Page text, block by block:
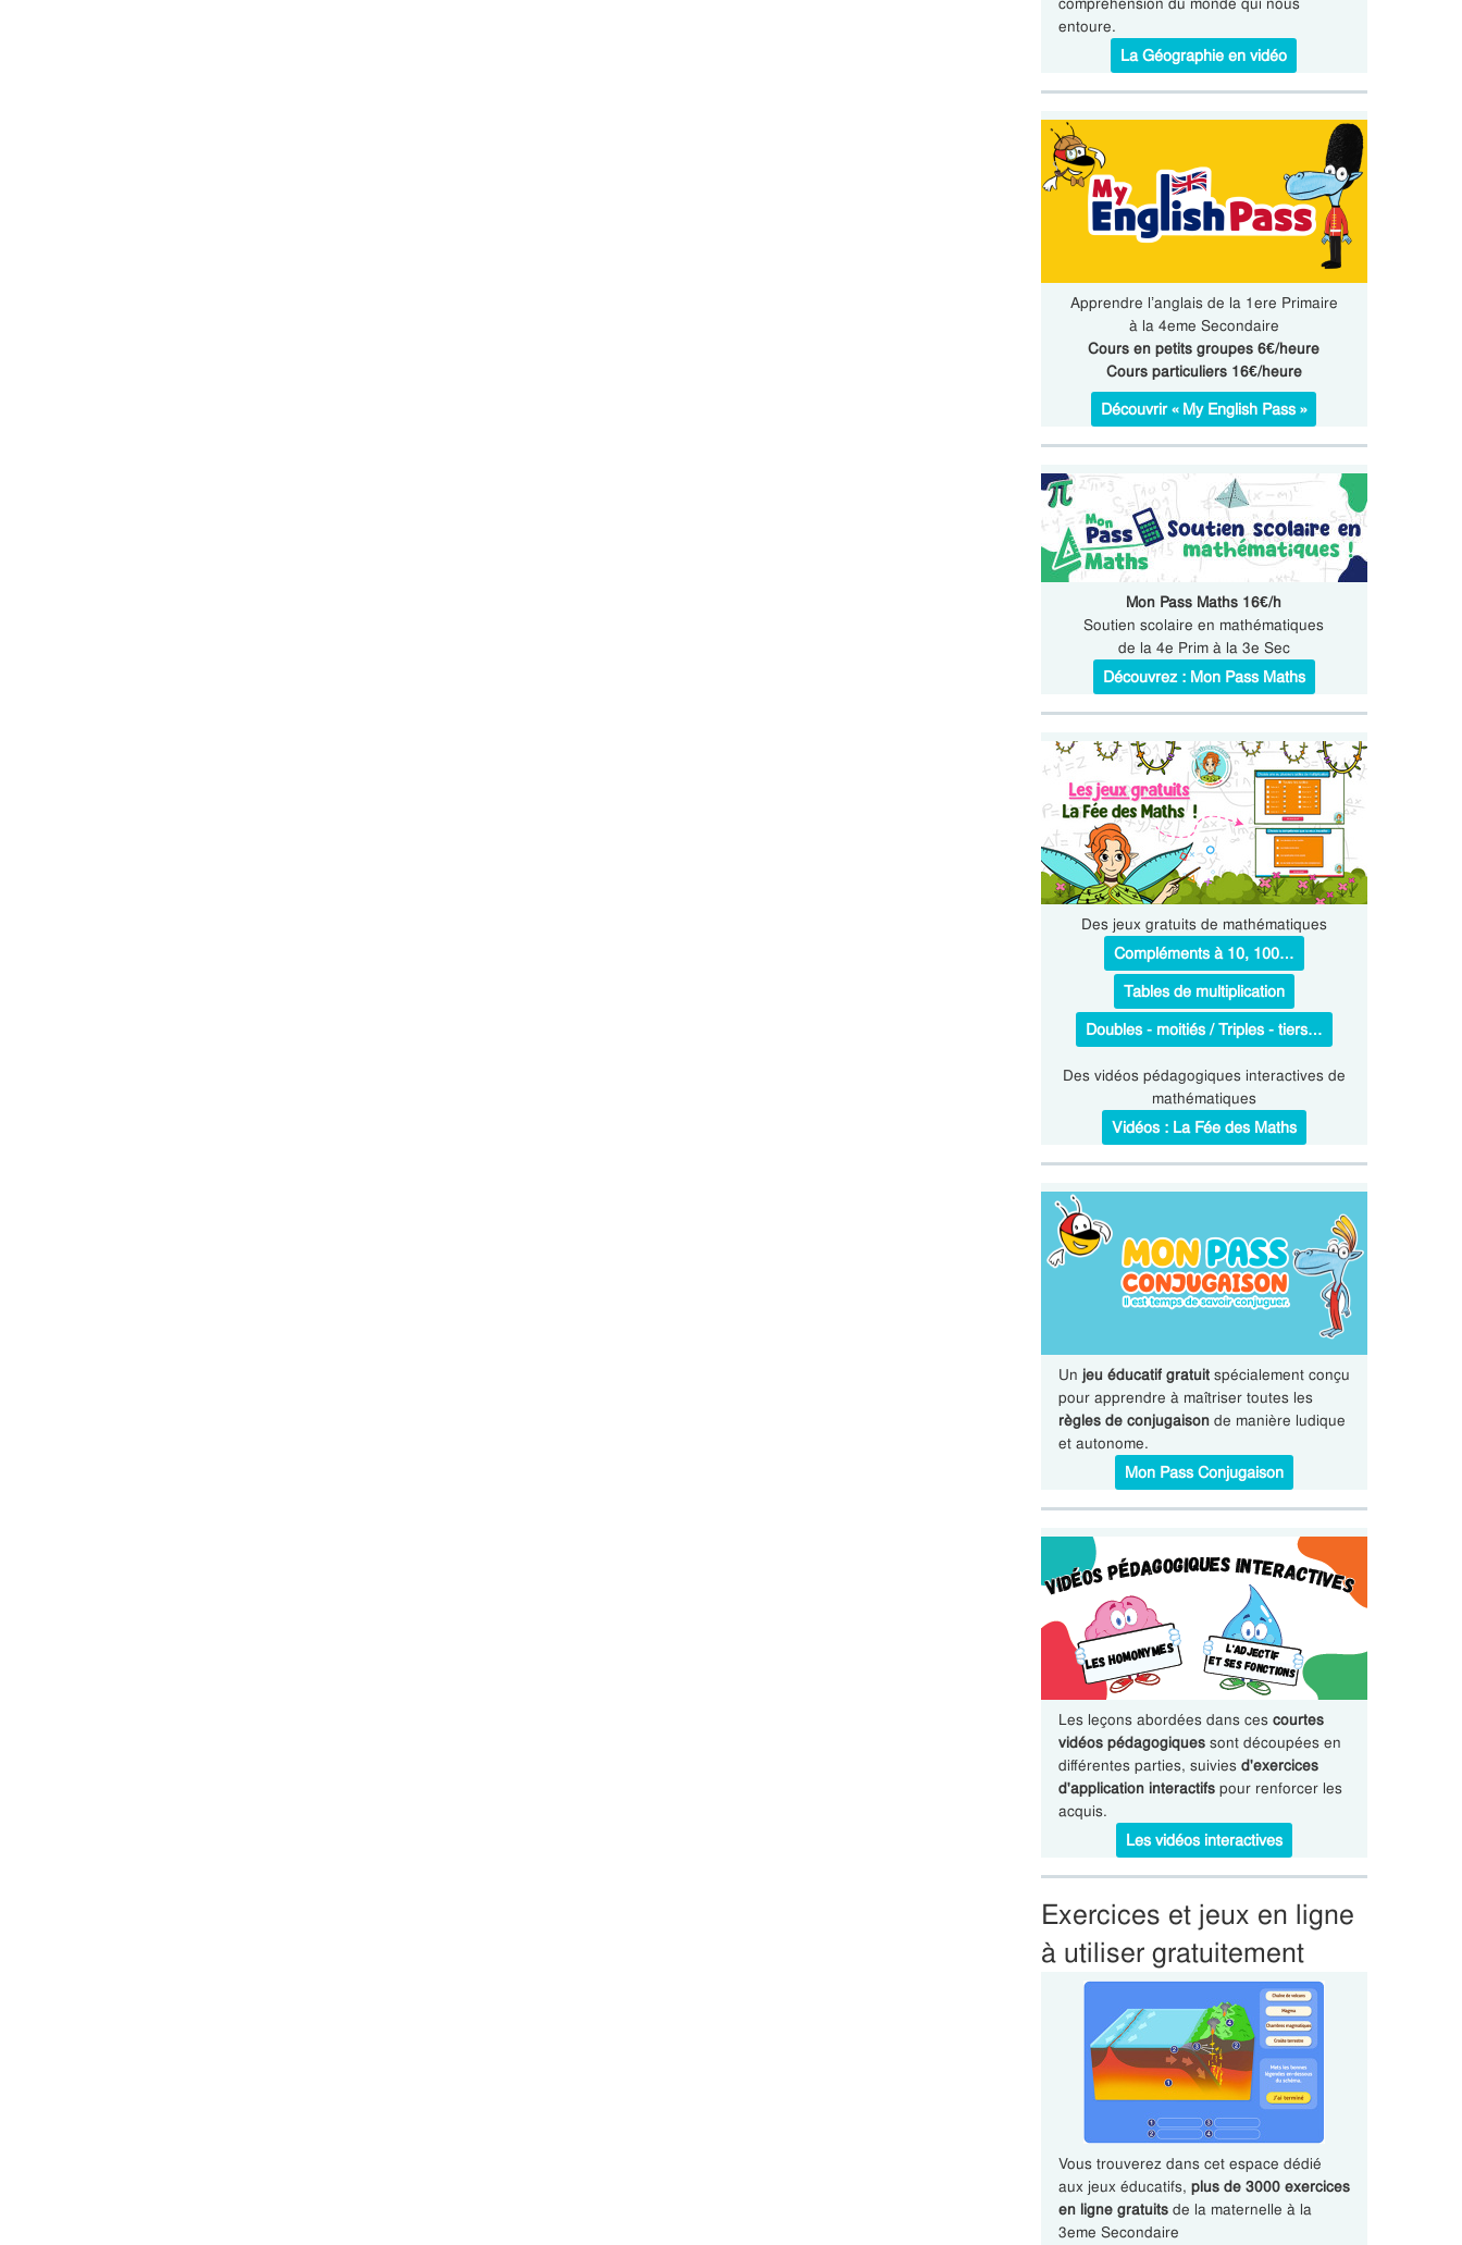
entoure.
La Géographie en vidéo
Apprendre l’anglais de la 1ere Primaire
à la 4eme Secondaire
Cours en petits groupes 6€/heure
Cours particuliers 16€/heure
Découvrir « My English Pass »
Mon Pass Maths 16€/h
Soutien scolaire en mathématiques
de la 4e Prim à la 3e Sec
Découvrez : Mon Pass Maths
Des jeux gratuits de mathématiques
Compléments à 10, 100…
Tables de multiplication
Doubles - moitiés / Triples - tiers…
Des vidéos pédagogiques interactives de
mathématiques
Vidéos : La Fée des Maths
Un jeu éducatif gratuitspécialement conçu
pour apprendre à maîtriser toutes les
règles de conjugaisonde manière ludique
et autonome.
Mon Pass Conjugaison
Les leçons abordées dans ces courtes
vidéos pédagogiquessont découpées en
différentes parties, suivies d'exercices
d'application interactifspour renforcer les
acquis.
Les vidéos interactives
Exercices et jeux en ligne
à utiliser gratuitement
Vous trouverez dans cet espace dédié
aux jeux éducatifs, plus de 3000 exercices
en ligne gratuitsde la maternelle à la
3eme Secondaire